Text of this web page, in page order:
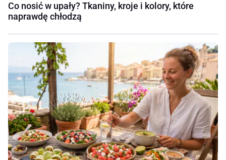
Co nosić w upały? Tkaniny, kroje i kolory, które
naprawdę chłodzą